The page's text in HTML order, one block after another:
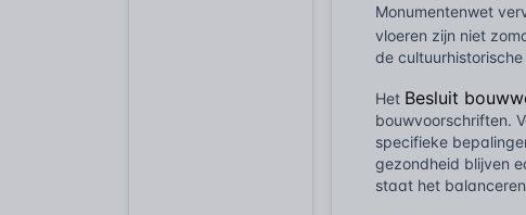
Monumentenwet
vloeren zijn niet
de
Het Besluit
bouwvoorschriften.
specifieke
gezondheid blijven
staat het